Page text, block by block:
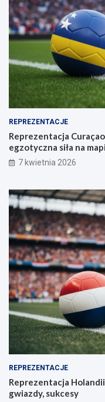
REPREZENTACJE
Reprezentacja
egzotyczna siła na
7 kwietnia 2026
REPREZENTACJE
Reprezentacja
gwiazdy, sukcesy